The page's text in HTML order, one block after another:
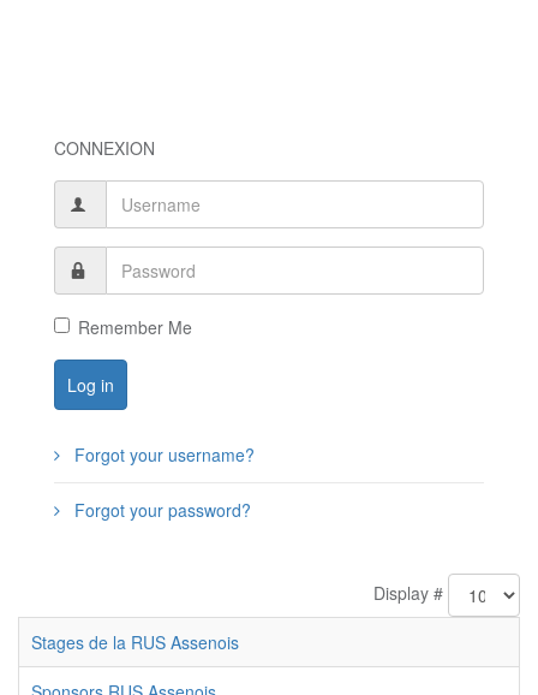
CONNEXION
Remember Me
Log in
Forgot your username?
Forgot your password?
Display #
Stages de la RUS Assenois